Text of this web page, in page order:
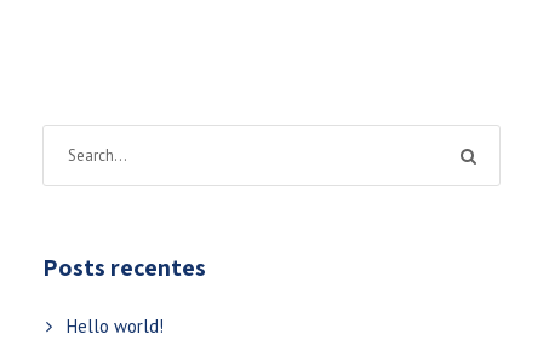
Posts recentes
Hello world!